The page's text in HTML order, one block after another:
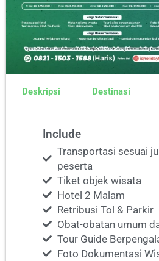
Deskripsi Destinasi
Include
Transportasi sesuai
peserta
Tiket objek wisata
Hotel 2 Malam
Retribusi Tol & Parkir
Obat-obatan umum
Tour Guide
Foto Dokumentasi